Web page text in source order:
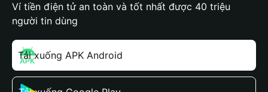
Ví tiền điện tử an toàn và tốt nhất được 40 triệu
người tin dùng
Tải xuống APK Android